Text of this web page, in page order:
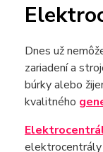
Dnes už
zariadení a
búrky alebo
kvalitného
elektrocentrály